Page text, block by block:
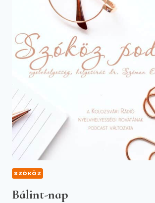
SZÓKÖZ
Bálint-nap